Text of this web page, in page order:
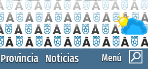
Menú
Provincia Noticias